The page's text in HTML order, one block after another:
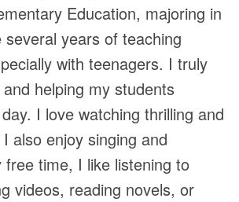
Education, majoring in
several years of teaching
with teenagers. I truly
helping my students
I love watching thrilling and
also enjoy singing and
time, I like listening to
videos, reading novels, or